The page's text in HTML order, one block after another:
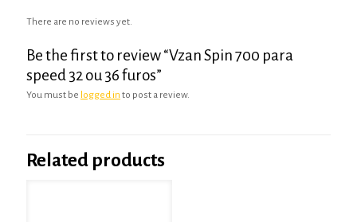
There are no reviews yet.
Be the first to review “Vzan Spin 700 para
speed 32 ou 36 furos”
You must be logged in to post a review.
Related products